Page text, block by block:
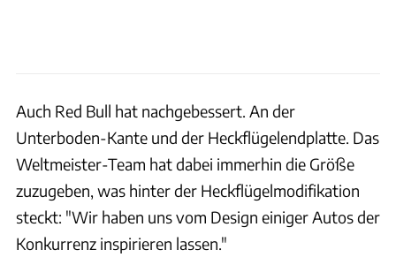
Auch Red Bull hat nachgebessert. An der
Unterboden-Kante und der Heckflügelendplatte. Das
Weltmeister-Team hat dabei immerhin die Größe
zuzugeben, was hinter der Heckflügelmodifikation
steckt: "Wir haben uns vom Design einiger Autos der
Konkurrenz inspirieren lassen."